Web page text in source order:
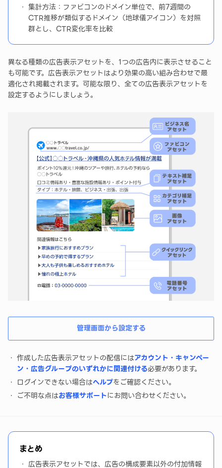
集計方法：ファビコンのドメイン単位で、前7週間の
CTR推移が類似するドメイン（地球儀アイコン）を対照
群とし、CTR変化率を比較
異なる種類の広告表示アセットを、1つの広告内に表示させること
も可能です。広告表示アセットはより効果の高い組み合わせで最
適化され掲載されます。可能な限り、全ての広告表示アセットを
設定するようにしましょう。
管理画面から設定する
作成した広告表示アセットの配信にはアカウント・キャンペー
ン・広告グループのいずれかに関連付ける必要があります。
ログインできない場合はヘルプをご確認ください。
ご不明な点はお客様サポートにお問い合わせください。
まとめ
広告表示アセットでは、広告の構成要素以外の付加情報